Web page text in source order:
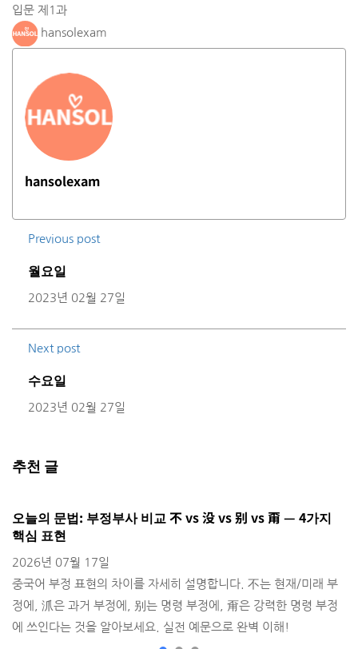
입문 제1과
hansolexam
hansolexam
Previous post
월요일
2023년 02월 27일
Next post
수요일
2023년 02월 27일
추천 글
오늘의 문법: 부정부사 비교 不 vs 没 vs 别 vs 甭 — 4가지
핵심 표현
2026년 07월 17일
중국어 부정 표현의 차이를 자세히 설명합니다. 不는 현재/미래 부
정에, 沠은 과거 부정에, 别는 명령 부정에, 甭은 강력한 명령 부정
에 쓰인다는 것을 알아보세요. 실전 예문으로 완벽 이해!